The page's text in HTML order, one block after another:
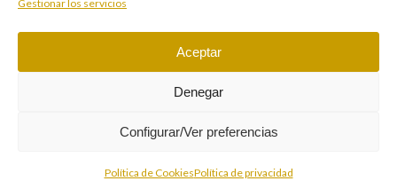
Gestionar los servicios
Aceptar
Denegar
Configurar/Ver preferencias
Política de CookiesPolítica de privacidad
Juegue con responsabilidad.
Copyright © 2026 Casino Cirsa Valencia, S.A. Reservados